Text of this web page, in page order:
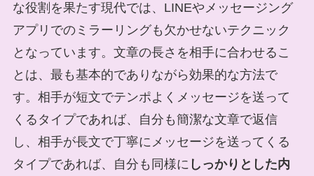
な役割を果たす現代では、LINEやメッセージング
アプリでのミラーリングも欠かせないテクニック
となっています。文章の長さを相手に合わせるこ
とは、最も基本的でありながら効果的な方法で
す。相手が短文でテンポよくメッセージを送って
くるタイプであれば、自分も簡潔な文章で返信
し、相手が長文で丁寧にメッセージを送ってくる
タイプであれば、自分も同様に しっかりとした内